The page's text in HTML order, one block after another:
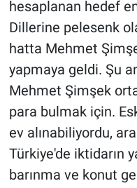
hesaplanan hedef
Dillerine pelesenk
hatta Mehmet
yapmaya geldi. Şu
Mehmet Şimşek
para bulmak için.
ev alınabiliyordu,
Türkiye'de iktidarın
barınma ve konut